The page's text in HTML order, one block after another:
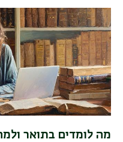
מה לומדים בתואר